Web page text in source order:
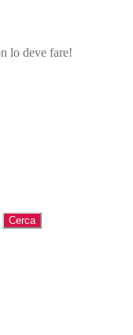
lo deve fare!